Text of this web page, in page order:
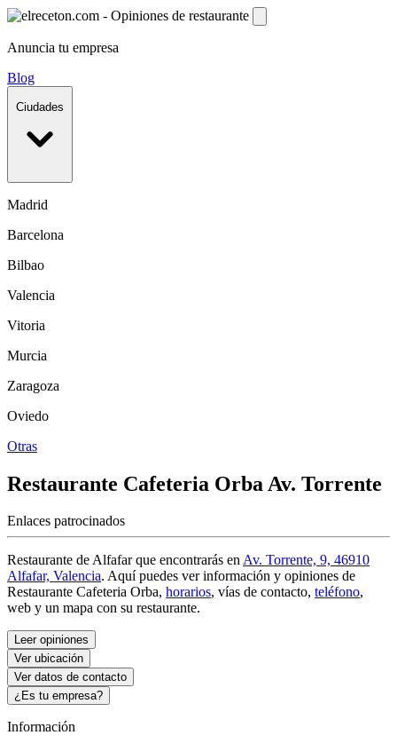
Anuncia tu empresa
Blog
Ciudades
Madrid
Barcelona
Bilbao
Valencia
Vitoria
Murcia
Zaragoza
Oviedo
Otras
Restaurante Cafeteria Orba Av. Torrente
Enlaces patrocinados
Restaurante de Alfafar que encontrarás enAv. Torrente, 9, 46910
Alfafar, Valencia. Aquí puedes ver información y opiniones de
Restaurante Cafeteria Orba, horarios, vías de contacto, teléfono,
web y un mapa con su restaurante.
Leer opiniones
Ver ubicación
Ver datos de contacto
¿Es tu empresa?
Información